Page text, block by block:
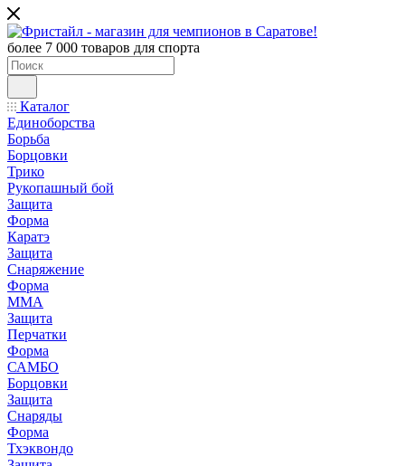
более 7 000 товаров для спорта
Каталог
Единоборства
Борьба
Борцовки
Трико
Рукопашный бой
Защита
Форма
Каратэ
Защита
Снаряжение
Форма
ММА
Защита
Перчатки
Форма
САМБО
Борцовки
Защита
Снаряды
Форма
Тхэквондо